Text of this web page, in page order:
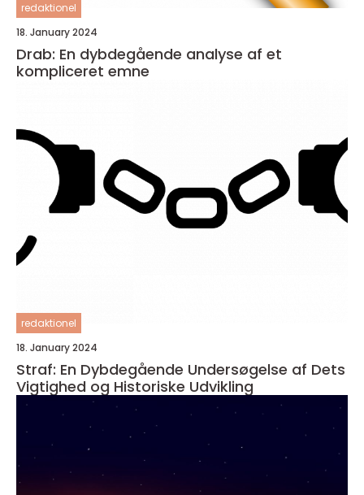
redaktionel
18. January 2024
Drab: En dybdegående analyse af et
kompliceret emne
redaktionel
18. January 2024
Straf: En Dybdegående Undersøgelse af Dets
Vigtighed og Historiske Udvikling